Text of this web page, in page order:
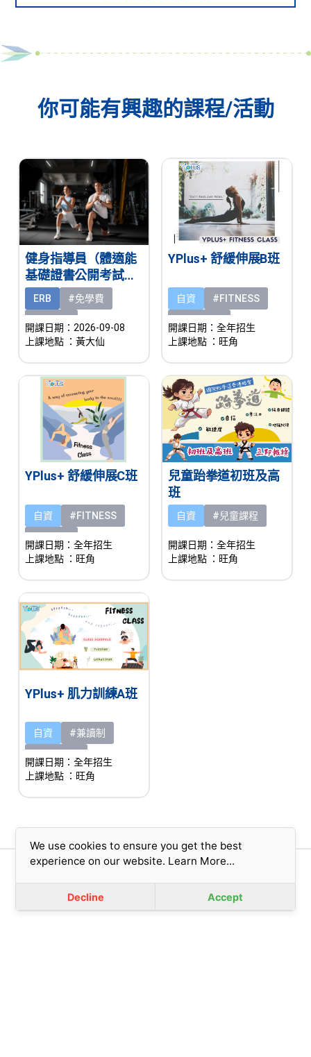
你可能有興趣的課程/活動
健身指導員（體適能
基礎證書公開考試）
基礎證書（全日制）
ERB
#免學費
#有津貼
開課日期：2026-09-08
上課地點 ：黃大仙
YPlus+ 舒緩伸展B班
自資
#FITNESS
#熱門課程
開課日期：全年招生
上課地點 ：旺角
YPlus+ 舒緩伸展C班
自資
#FITNESS
#兼讀制
開課日期：全年招生
上課地點 ：旺角
兒童跆拳道初班及高
班
自資 #兒童課程
開課日期：全年招生
上課地點 ：旺角
YPlus+ 肌力訓練A班
自資
#兼讀制
#熱門課程
開課日期：全年招生
上課地點 ：旺角
We use cookies to ensure you get the best
experience on our website. Learn More...
Decline Accept